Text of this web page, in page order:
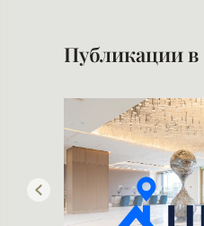
Публикации